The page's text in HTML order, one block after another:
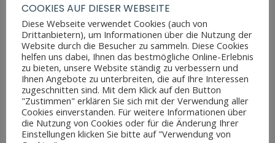
Zusätzliche Informationen
Maße Höhe
78 cm
Maße Breite
65 cm
Maße Tiefe
65 cm
Materialien
Eiche
COOKIES AUF DIESER WEBSEITE
Diese Webseite verwendet Cookies (auch von
Drittanbietern), um Informationen über die Nutzung der
Website durch die Besucher zu sammeln. Diese Cookies
helfen uns dabei, Ihnen das bestmögliche Online-Erlebnis
zu bieten, unsere Website ständig zu verbessern und
Ihnen Angebote zu unterbreiten, die auf Ihre Interessen
zugeschnitten sind. Mit dem Klick auf den Button
"Zustimmen" erklären Sie sich mit der Verwendung aller
Cookies einverstanden. Für weitere Informationen über
die Nutzung von Cookies oder für die Änderung Ihrer
Einstellungen klicken Sie bitte auf "Verwendung von